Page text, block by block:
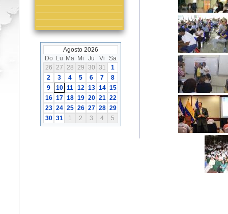
Agosto 2026
Do
Lu Ma Mi Ju Vi
Sa
26 27 28 29 30 31
1
2
3 4 5 6 7
8
9
10 11 12 13 14 15
16 17 18 19 20 21 22
23 24 25 26 27 28 29
30 31 1 2 3 4 5